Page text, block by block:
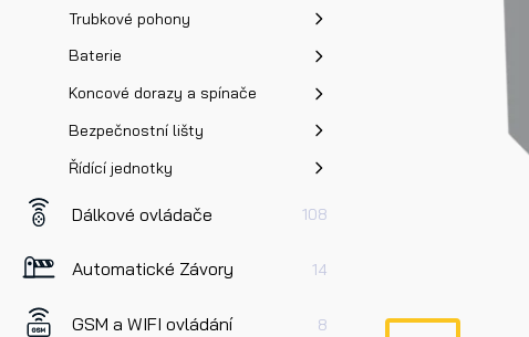
Trubkové pohony
Baterie
Koncové dorazy a spínače
Bezpečnostní lišty
Řídící jednotky
Dálkové ovládače 108
Automatické Závory 14
GSM a WIFI ovládání 8